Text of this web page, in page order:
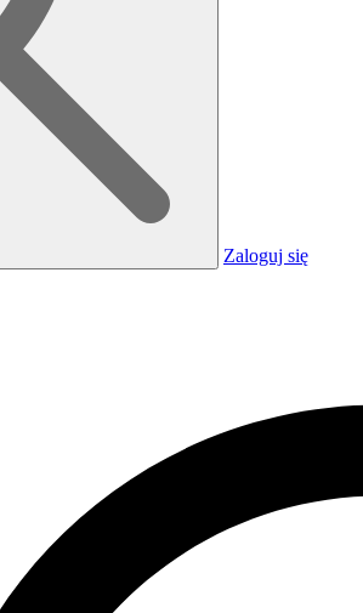
Zaloguj się